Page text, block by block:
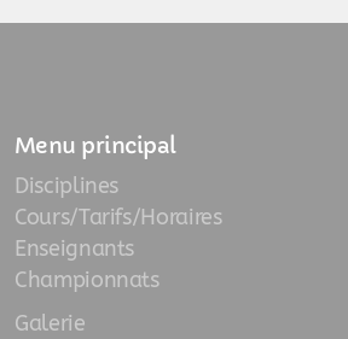
Menu principal
Disciplines
Cours/Tarifs/Horaires
Enseignants
Championnats
Galerie